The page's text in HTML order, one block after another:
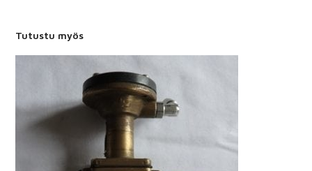
Tutustu myös